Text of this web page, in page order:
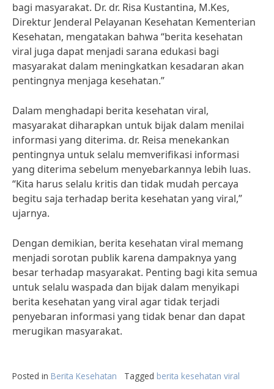
bagi masyarakat. Dr. dr. Risa Kustantina, M.Kes,
Direktur Jenderal Pelayanan Kesehatan Kementerian
Kesehatan, mengatakan bahwa “berita kesehatan
viral juga dapat menjadi sarana edukasi bagi
masyarakat dalam meningkatkan kesadaran akan
pentingnya menjaga kesehatan.”
Dalam menghadapi berita kesehatan viral,
masyarakat diharapkan untuk bijak dalam menilai
informasi yang diterima. dr. Reisa menekankan
pentingnya untuk selalu memverifikasi informasi
yang diterima sebelum menyebarkannya lebih luas.
“Kita harus selalu kritis dan tidak mudah percaya
begitu saja terhadap berita kesehatan yang viral,”
ujarnya.
Dengan demikian, berita kesehatan viral memang
menjadi sorotan publik karena dampaknya yang
besar terhadap masyarakat. Penting bagi kita semua
untuk selalu waspada dan bijak dalam menyikapi
berita kesehatan yang viral agar tidak terjadi
penyebaran informasi yang tidak benar dan dapat
merugikan masyarakat.
Posted in Berita Kesehatan Tagged berita kesehatan viral